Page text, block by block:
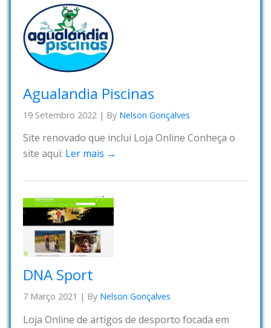
Agualandia Piscinas
19 Setembro 2022 | By Nelson Gonçalves
Site renovado que inclui Loja Online Conheça o
site aqui: Ler mais →
DNA Sport
7 Março 2021 | By Nelson Gonçalves
Loja Online de artigos de desporto focada em